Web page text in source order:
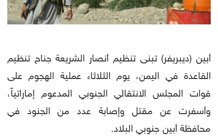
أبين (ديبريفر) تبنى تنظيم أنصار الشريعة جناح تنظيم
القاعدة في اليمن، يوم الثلاثاء عملية الهجوم على
قوات المجلس الانتقالي الجنوبي المدعوم إماراتياً،
وأسفرت عن مقتل وإصابة عدد من الجنود في
محافظة أبين جنوبي البلاد.